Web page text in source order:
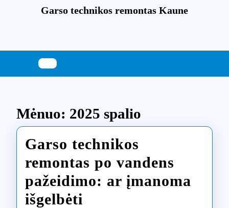
Garso technikos remontas Kaune
Mėnuo: 2025 spalio
Garso technikos
remontas po vandens
pažeidimo: ar įmanoma
išgelbėti